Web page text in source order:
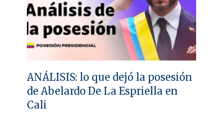
ANÁLISIS: lo que dejó la posesión
de Abelardo De La Espriella en
Cali